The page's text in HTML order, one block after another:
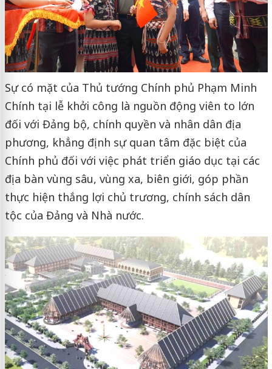
Sự có mặt của Thủ tướng Chính phủ Phạm Minh
Chính tại lễ khởi công là nguồn động viên to lớn
đối với Đảng bộ, chính quyền và nhân dân địa
phương, khẳng định sự quan tâm đặc biệt của
Chính phủ đối với việc phát triển giáo dục tại các
địa bàn vùng sâu, vùng xa, biên giới, góp phần
thực hiện thắng lợi chủ trương, chính sách dân
tộc của Đảng và Nhà nước.